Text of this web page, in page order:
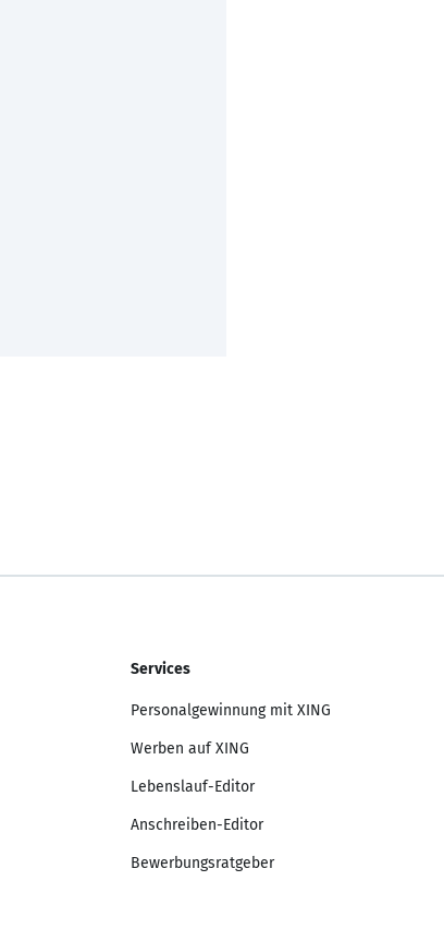
Services
Personalgewinnung mit XING
Werben auf XING
Lebenslauf-Editor
Anschreiben-Editor
Bewerbungsratgeber